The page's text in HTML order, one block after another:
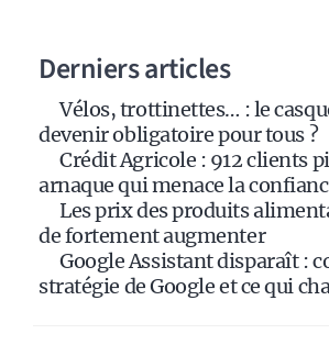
Derniers articles
Vélos, trottinettes… : le
devenir obligatoire pour tous ?
Crédit Agricole : 912 clients
arnaque qui menace la
Les prix des produits
de fortement augmenter
Google Assistant disparaît :
stratégie de Google et ce qui